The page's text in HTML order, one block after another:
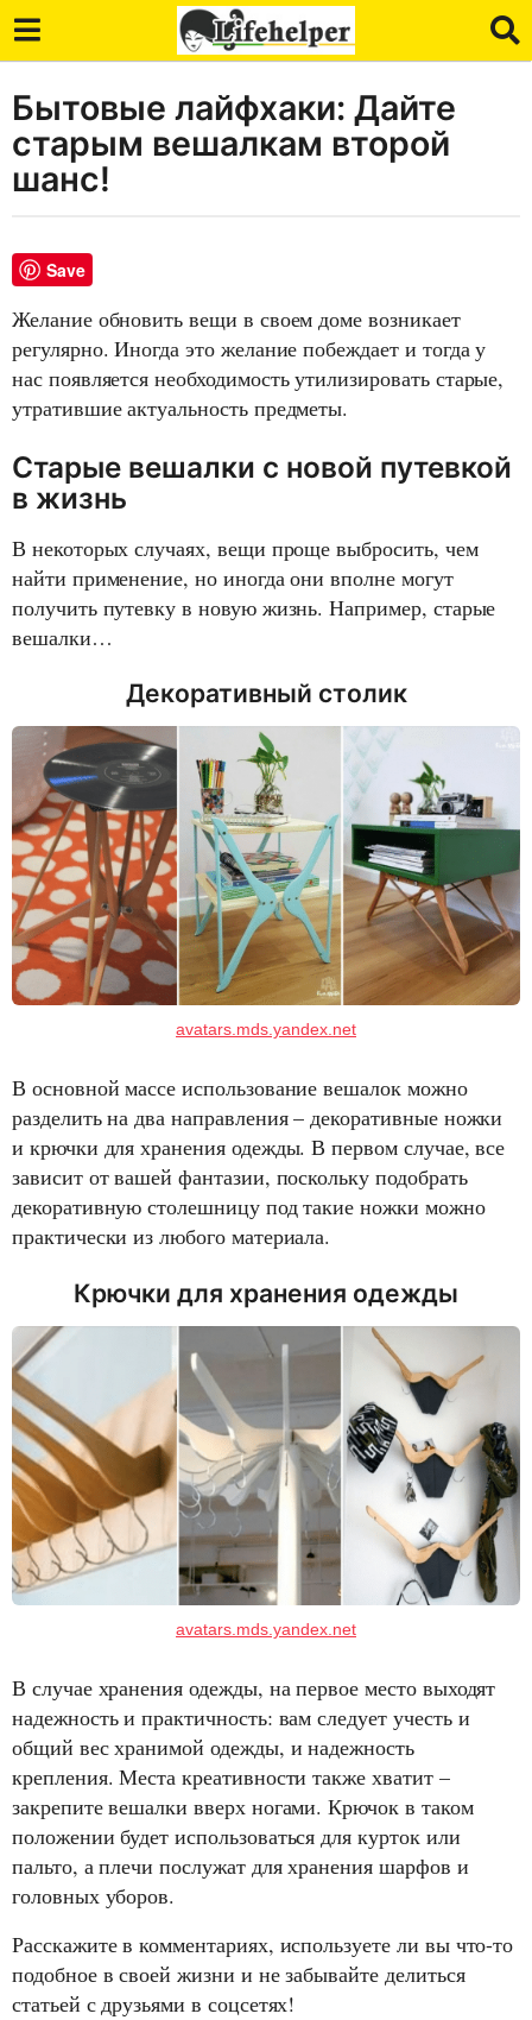
7
л
е
т
o
л
е
т
a
o
Бытовые лайфхаки: Дайте
старым вешалкам второй
шанс!
Save
Желание обновить вещи в своем доме возникает
регулярно. Иногда это желание побеждает и тогда у
нас появляется необходимость утилизировать старые,
утратившие актуальность предметы.
Старые вешалки с новой путевкой
в жизнь
В некоторых случаях, вещи проще выбросить, чем
найти применение, но иногда они вполне могут
получить путевку в новую жизнь. Например, старые
вешалки…
Декоративный столик
avatars.mds.yandex.net
В основной массе использование вешалок можно
разделить на два направления – декоративные ножки
и крючки для хранения одежды. В первом случае, все
зависит от вашей фантазии, поскольку подобрать
декоративную столешницу под такие ножки можно
практически из любого материала.
Крючки для хранения одежды
avatars.mds.yandex.net
В случае хранения одежды, на первое место выходят
надежность и практичность: вам следует учесть и
общий вес хранимой одежды, и надежность
крепления. Места креативности также хватит –
закрепите вешалки вверх ногами. Крючок в таком
положении будет использоваться для курток или
пальто, а плечи послужат для хранения шарфов и
головных уборов.
Расскажите в комментариях, используете ли вы что-то
подобное в своей жизни и не забывайте делиться
статьей с друзьями в соцсетях!